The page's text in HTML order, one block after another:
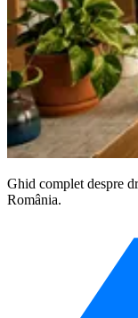
Ghid complet despre
România.